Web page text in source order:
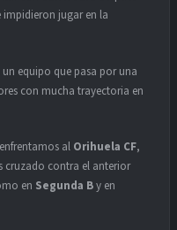
impidieron jugar en la
equipo que pasa por una
con mucha trayectoria en
al Orihuela CF,
cruzado contra el anterior
en Segunda By en